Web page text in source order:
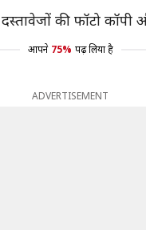
की फॉटो
आपने 75% पढ़ लिया है
ADVERTISEMENT